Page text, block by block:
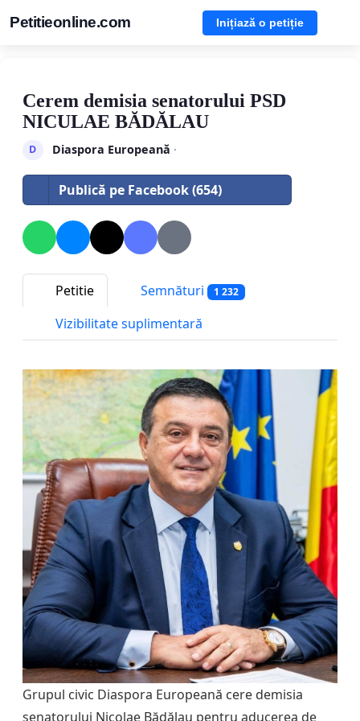
Petitieonline.com Inițiază o petiție
Cerem demisia senatorului PSD
NICULAE BĂDĂLAU
D Diaspora Europeană ·
Publică pe Facebook (654)
Petitie Semnături 1 232
Vizibilitate suplimentară
Grupul civic Diaspora Europeană cere demisia
senatorului Nicolae Bădălau pentru aducerea de